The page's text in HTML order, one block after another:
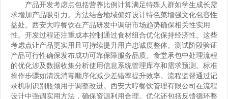
产品开发考虑点包括营养比例计算满足特殊人群如学生成长需
求增加产品吸引力。方法结合地域偏好设计特色菜增强文化包容性
益处。西安大哼餐饮在产品研发中调研市场趋势确保相关性实用
性。开发过程还注重成本控制通过食材组合优化保持经济性。这些
考虑点让产品更实用且可持续提升用户忠诚度整体。测试阶段验证
产品可行性确保发布成功可靠保障服务品质。食堂承包中处理流程
的优化涉及数据收集分析使用信息系统管理库存和需求预测。标准
操作步骤如清洗消毒顺序化减少差错率提升效率。流程监督通过记
录机制识别瓶颈用于调整改进。西安大哼餐饮管理有限公司在流程
设计中强调实用方法，确保资源利用合理。优化还包括反馈循环整